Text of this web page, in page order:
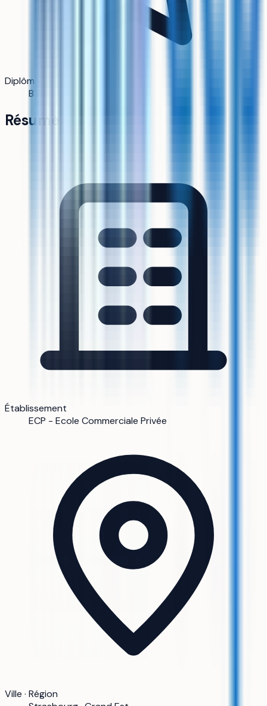
Diplôme
BTS
Résumé
Établissement
ECP - Ecole Commerciale Privée
Ville · Région